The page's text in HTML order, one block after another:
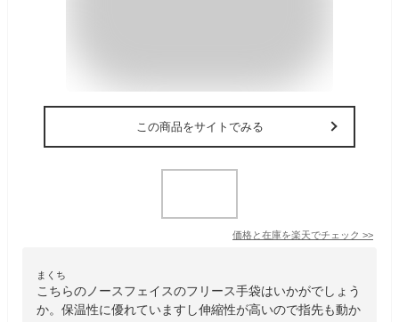
この商品をサイトでみる
価格と在庫を楽天でチェック >>
まくち
こちらのノースフェイスのフリース手袋はいかがでしょう
か。保温性に優れていますし伸縮性が高いので指先も動か